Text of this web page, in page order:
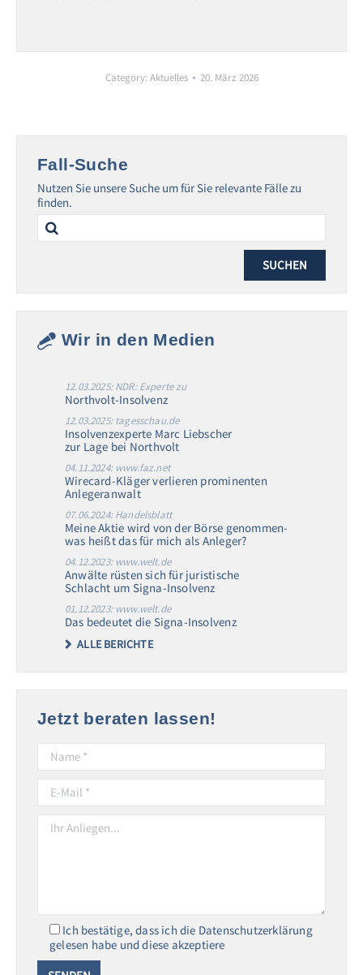
Category:Aktuelles 20. März 2026
Fall-Suche
Nutzen Sie unsere Suche um für Sie relevante Fälle zu
finden.
Search
for:
Wir in den Medien
12.03.2025: NDR: Experte zu
Northvolt-Insolvenz
12.03.2025: tagesschau.de
Insolvenzexperte Marc Liebscher
zur Lage bei Northvolt
04.11.2024: www.faz.net
Wirecard-Kläger verlieren prominenten
Anlegeranwalt
07.06.2024: Handelsblatt
Meine Aktie wird von der Börse genommen-
was heißt das für mich als Anleger?
04.12.2023: www.welt.de
Anwälte rüsten sich für juristische
Schlacht um Signa-Insolvenz
01.12.2023: www.welt.de
Das bedeutet die Signa-Insolvenz
ALLE BERICHTE
Jetzt beraten lassen!
Ich bestätige, dass ich die Datenschutzerklärung
gelesen habe und diese akzeptiere